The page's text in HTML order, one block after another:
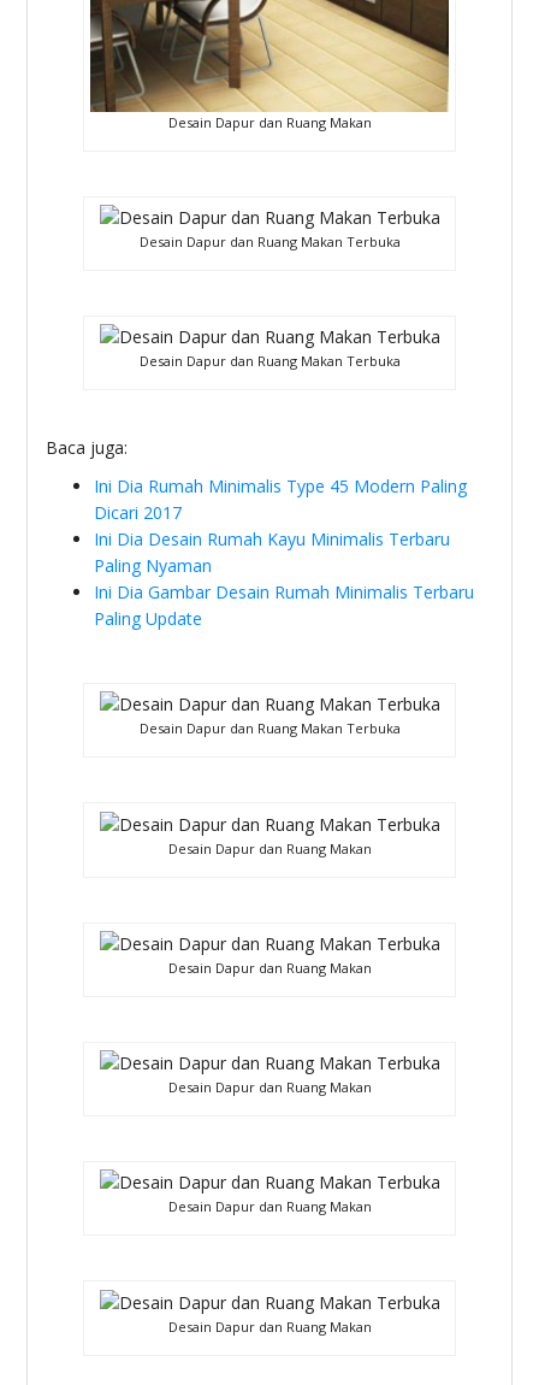
Desain Dapur dan Ruang Makan
Desain Dapur dan Ruang Makan Terbuka
Desain Dapur dan Ruang Makan Terbuka
Baca juga:
Ini Dia Rumah Minimalis Type 45 Modern Paling
Dicari 2017
Ini Dia Desain Rumah Kayu Minimalis Terbaru
Paling Nyaman
Ini Dia Gambar Desain Rumah Minimalis Terbaru
Paling Update
Desain Dapur dan Ruang Makan Terbuka
Desain Dapur dan Ruang Makan
Desain Dapur dan Ruang Makan
Desain Dapur dan Ruang Makan
Desain Dapur dan Ruang Makan
Desain Dapur dan Ruang Makan